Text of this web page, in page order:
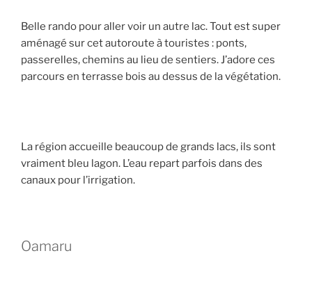
Belle rando pour aller voir un autre lac. Tout est super
aménagé sur cet autoroute à touristes : ponts,
passerelles, chemins au lieu de sentiers. J’adore ces
parcours en terrasse bois au dessus de la végétation.
La région accueille beaucoup de grands lacs, ils sont
vraiment bleu lagon. L’eau repart parfois dans des
canaux pour l’irrigation.
Oamaru